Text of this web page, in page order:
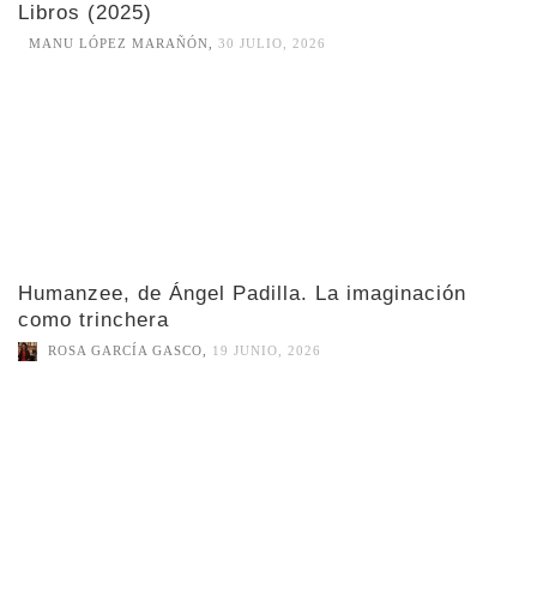
Libros (2025)
MANU LÓPEZ MARAÑÓN, 30 JULIO, 2026
Humanzee, de Ángel Padilla. La imaginación
como trinchera
ROSA GARCÍA GASCO, 19 JUNIO, 2026